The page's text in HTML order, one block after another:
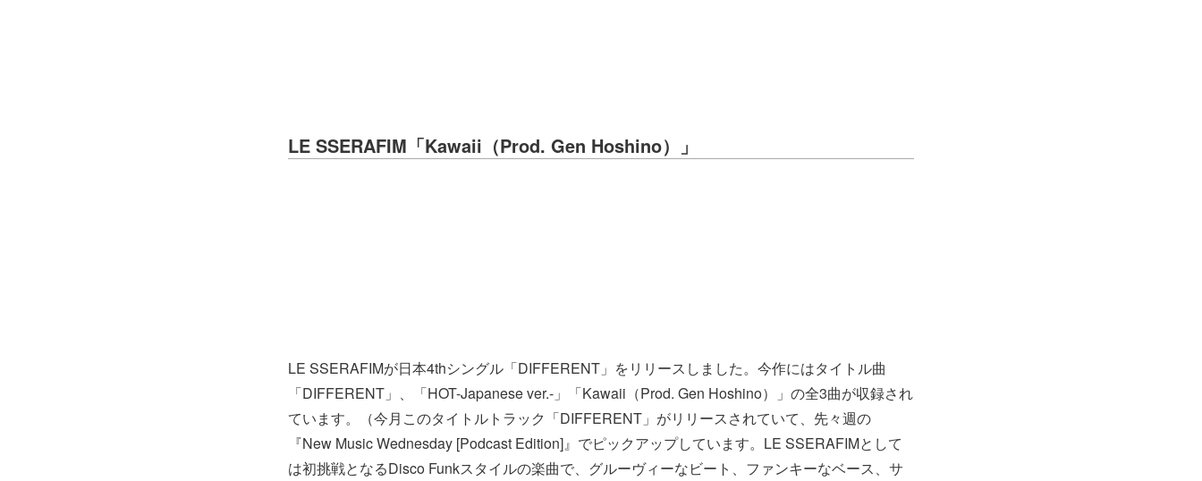
LE SSERAFIM「Kawaii（Prod. Gen Hoshino）」
LE SSERAFIMが日本4thシングル「DIFFERENT」をリリースしました。今作にはタイトル曲
「DIFFERENT」、「HOT-Japanese ver.-」「Kawaii（Prod. Gen Hoshino）」の全3曲が収録され
ています。（今月このタイトルトラック「DIFFERENT」がリリースされていて、先々週の
『New Music Wednesday [Podcast Edition]』でピックアップしています。LE SSERAFIMとして
は初挑戦となるDisco Funkスタイルの楽曲で、グルーヴィーなビート、ファンキーなベース、サ